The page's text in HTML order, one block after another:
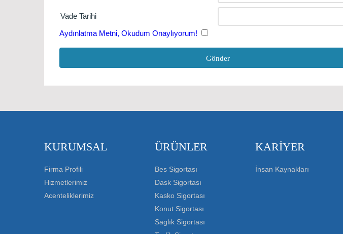
Vade Tarihi
Aydınlatma Metni, Okudum Onaylıyorum!
KURUMSAL
Firma Profili
Hizmetlerimiz
Acenteliklerimiz
ÜRÜNLER
Bes Sigortası
Dask Sigortası
Kasko Sigortası
Konut Sigortası
Saglık Sigortası
KARIYER
İnsan Kaynakları